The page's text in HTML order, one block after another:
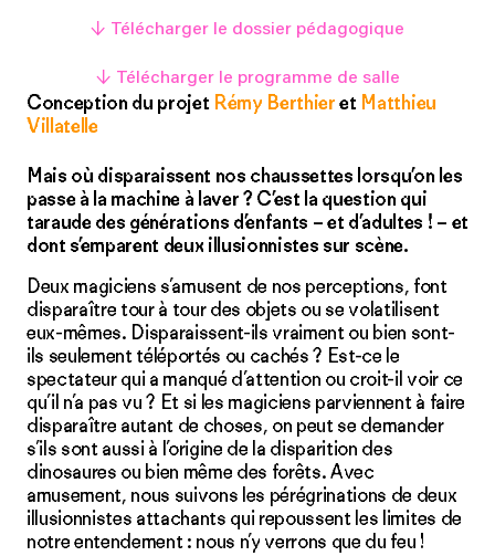
↓ Télécharger le dossier pédagogique
↓ Télécharger le programme de salle
Conception du projet Rémy Berthieret Matthieu
Villatelle
Mais où disparaissent nos chaussettes lorsqu’on les
passe à la machine à laver ? C’est la question qui
taraude des générations d’enfants – et d’adultes ! – et
dont s’emparent deux illusionnistes sur scène.
Deux magiciens s’amusent de nos perceptions, font
disparaître tour à tour des objets ou se volatilisent
eux-mêmes. Disparaissent-ils vraiment ou bien sont-
ils seulement téléportés ou cachés ? Est-ce le
spectateur qui a manqué d’attention ou croit-il voir ce
qu’il n’a pas vu ? Et si les magiciens parviennent à faire
disparaître autant de choses, on peut se demander
s’ils sont aussi à l’origine de la disparition des
dinosaures ou bien même des forêts. Avec
amusement, nous suivons les pérégrinations de deux
illusionnistes attachants qui repoussent les limites de
notre entendement : nous n’y verrons que du feu !